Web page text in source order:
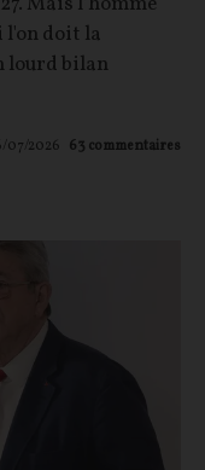
l'on doit la
lourd bilan
07/2026 63 commentaires